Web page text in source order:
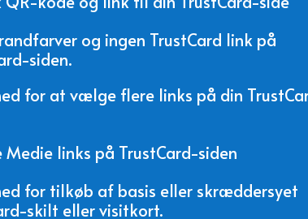
og ingen TrustCard link på
siden.
for at vælge flere links på din
Medie links på TrustCard-siden
for tilkøb af basis eller skræddersyet
skilt eller visitkort.